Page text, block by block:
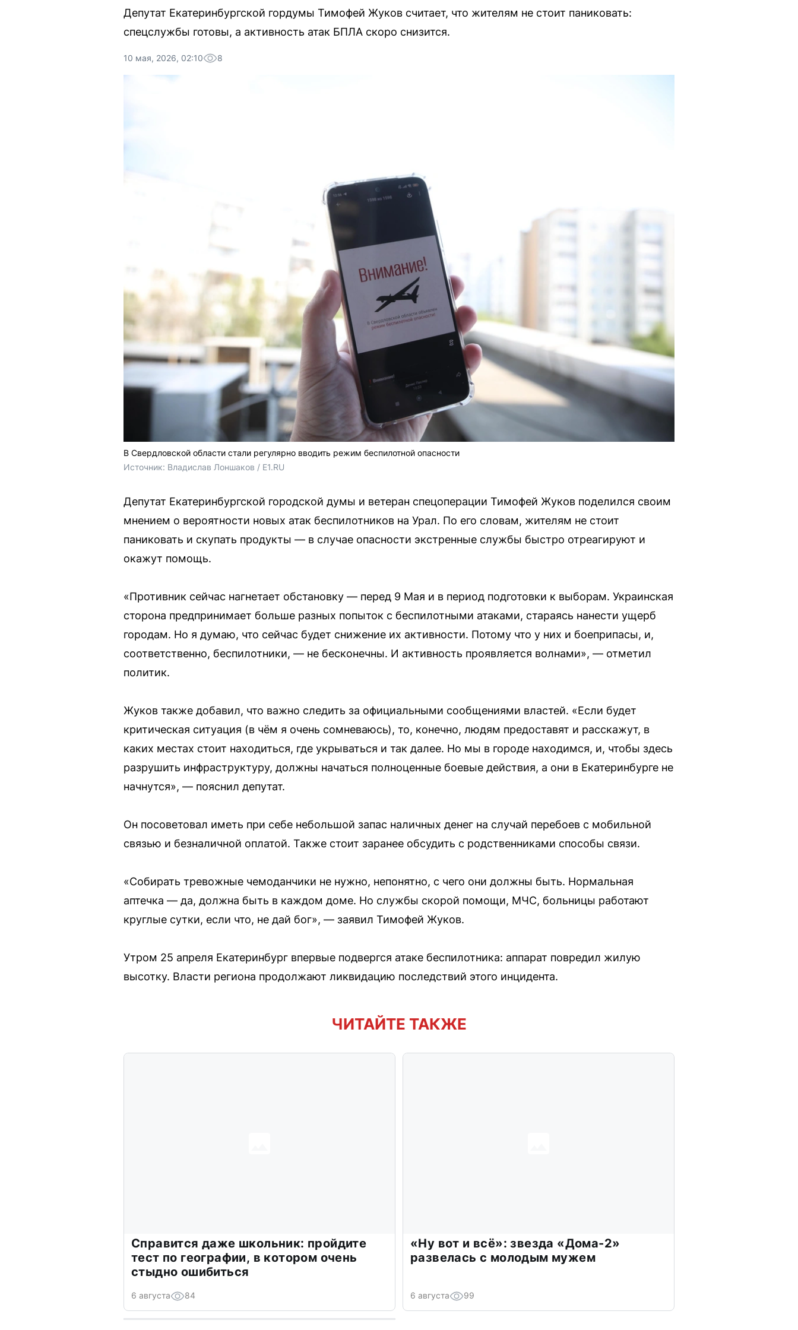
Депутат Екатеринбургской гордумы Тимофей Жуков считает, что жителям не стоит паниковать:
спецслужбы готовы, а активность атак БПЛА скоро снизится.
10 мая, 2026, 02:10 8
В Свердловской области стали регулярно вводить режим беспилотной опасности
Источник: Владислав Лоншаков / E1.RU
Депутат Екатеринбургской городской думы и ветеран спецоперации Тимофей Жуков поделился своим
мнением о вероятности новых атак беспилотников на Урал. По его словам, жителям не стоит
паниковать и скупать продукты — в случае опасности экстренные службы быстро отреагируют и
окажут помощь.
«Противник сейчас нагнетает обстановку — перед 9 Мая и в период подготовки к выборам. Украинская
сторона предпринимает больше разных попыток с беспилотными атаками, стараясь нанести ущерб
городам. Но я думаю, что сейчас будет снижение их активности. Потому что у них и боеприпасы, и,
соответственно, беспилотники, — не бесконечны. И активность проявляется волнами», — отметил
политик.
Жуков также добавил, что важно следить за официальными сообщениями властей. «Если будет
критическая ситуация (в чём я очень сомневаюсь), то, конечно, людям предоставят и расскажут, в
каких местах стоит находиться, где укрываться и так далее. Но мы в городе находимся, и, чтобы здесь
разрушить инфраструктуру, должны начаться полноценные боевые действия, а они в Екатеринбурге не
начнутся», — пояснил депутат.
Он посоветовал иметь при себе небольшой запас наличных денег на случай перебоев с мобильной
связью и безналичной оплатой. Также стоит заранее обсудить с родственниками способы связи.
«Собирать тревожные чемоданчики не нужно, непонятно, с чего они должны быть. Нормальная
аптечка — да, должна быть в каждом доме. Но службы скорой помощи, МЧС, больницы работают
круглые сутки, если что, не дай бог», — заявил Тимофей Жуков.
Утром 25 апреля Екатеринбург впервые подвергся атаке беспилотника: аппарат повредил жилую
высотку. Власти региона продолжают ликвидацию последствий этого инцидента.
ЧИТАЙТЕ ТАКЖЕ
Справится даже школьник: пройдите
тест по географии, в котором очень
стыдно ошибиться
6 августа 84
«Ну вот и всё»: звезда «Дома-2»
развелась с молодым мужем
6 августа 99